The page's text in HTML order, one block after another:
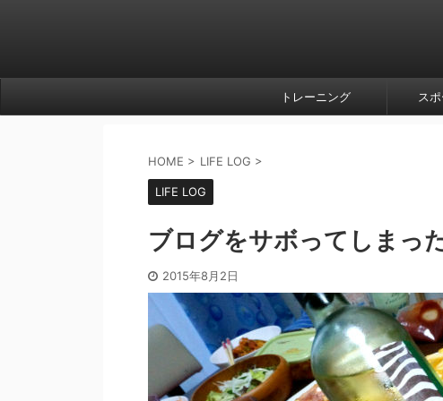
トレーニング ス
HOME > LIFE LOG >
LIFE LOG
ブログをサボってしまっ
2015年8月2日